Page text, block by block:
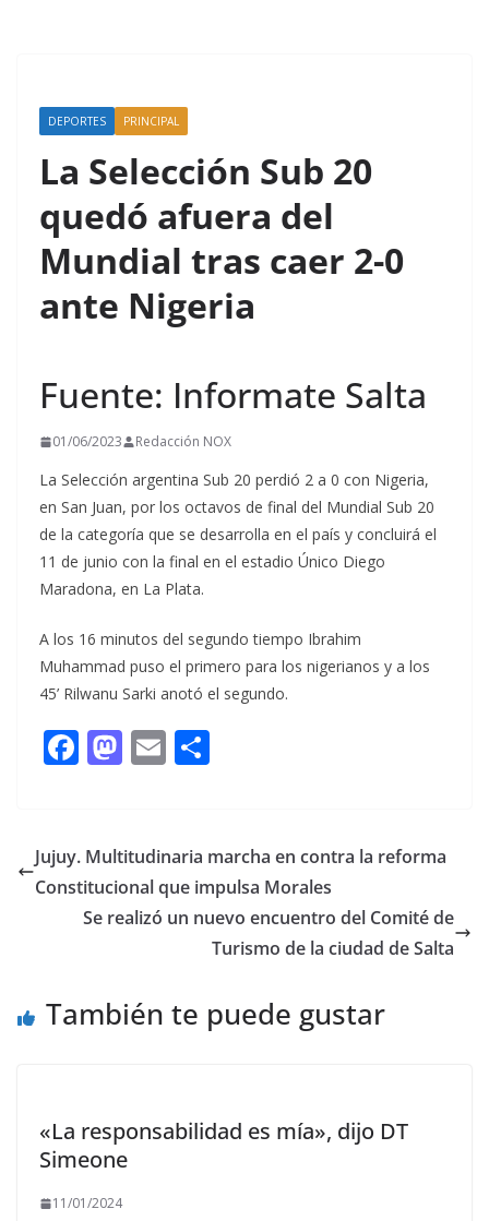
DEPORTES PRINCIPAL
La Selección Sub 20
quedó afuera del
Mundial tras caer 2-0
ante Nigeria
Fuente: Informate Salta
01/06/2023 Redacción NOX
La Selección argentina Sub 20 perdió 2 a 0 con Nigeria,
en San Juan, por los octavos de final del Mundial Sub 20
de la categoría que se desarrolla en el país y concluirá el
11 de junio con la final en el estadio Único Diego
Maradona, en La Plata.
A los 16 minutos del segundo tiempo Ibrahim
Muhammad puso el primero para los nigerianos y a los
45’ Rilwanu Sarki anotó el segundo.
F
b
o
o
M
d
o
n
E
l p
ar
ti
r
Jujuy. Multitudinaria marcha en contra la reforma
Constitucional que impulsa Morales
Se realizó un nuevo encuentro del Comité de
Turismo de la ciudad de Salta
También te puede gustar
«La responsabilidad es mía», dijo DT
Simeone
11/01/2024